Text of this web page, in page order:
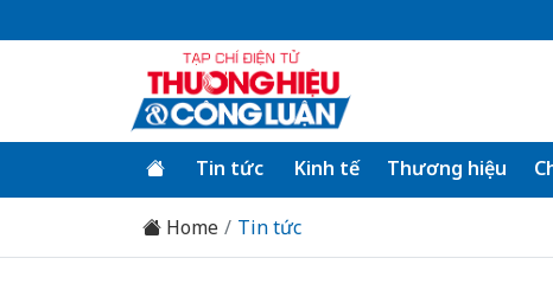
Tin tức Kinh tế Thương hiệu
Home Tin tức